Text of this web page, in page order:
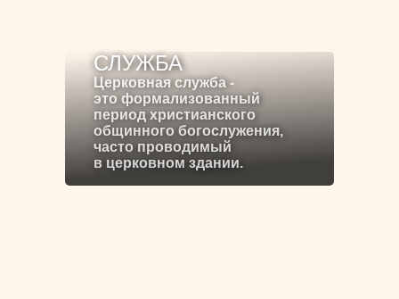
СЛУЖБА
Церковная служба -
это формализованный
период христианского
общинного богослужения,
часто проводимый
в церковном здании.